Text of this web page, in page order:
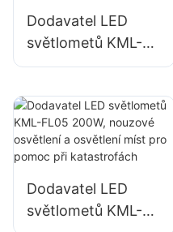
Dodavatel LED
světlometů KML-
FL05 100W pro
budov a stavenišť
Dodavatel LED
světlometů KML-